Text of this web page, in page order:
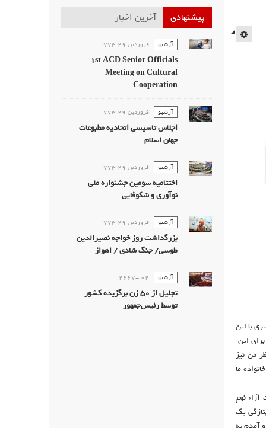
EMPTY
با این
این
من نیز
ما
نوع
یک
پیشنهادی آخرین اخبار
آرشیو فروردين 29 773
1st ACD Senior Officials
Meeting on Cultural
Cooperation
آرشیو فروردين 29 773
اجلاس تاسیسی اتحادیه مطبوعات
جهان اسلام
آرشیو فروردين 29 773
اختتامیه سومین جشنواره ملی
نوآوری و شکوفایی
آرشیو فروردين 29 773
بزرگداشت روز خواجه نصیرالدین
طوسی/ جنگ شادی / اهواز
آرشیو 02 -2667
تجليل از 50 زن برگزيده كشور
توسط رئیس‌جمهور